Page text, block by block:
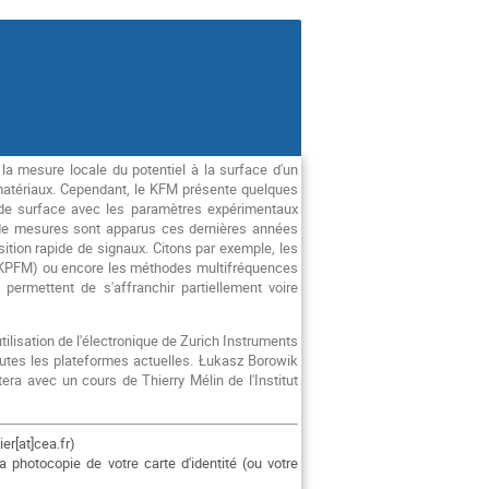
mesure locale du potentiel à la surface d'un
Cependant, le KFM présente quelques
surface avec les paramètres expérimentaux
mesures sont apparus ces dernières années
rapide de signaux. Citons par exemple, les
ou encore les méthodes multifréquences
de s'affranchir partiellement voire
de l'électronique de Zurich Instruments
les plateformes actuelles. Łukasz Borowik
avec un cours de Thierry Mélin de l'Institut
photocopie de votre carte d'identité (ou votre